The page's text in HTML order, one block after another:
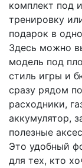
комплект под
тренировку
подарок в
Здесь можно
модель под
стиль игры и
сразу рядом
расходники,
аккумулятор,
полезные
Это удобный
для тех, кто